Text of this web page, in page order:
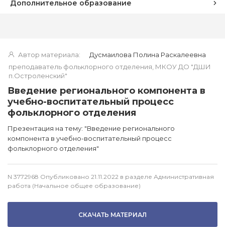
Дополнительное образование
Автор материала:
Дусмаилова Полина Раскалеевна
преподаватель фольклорного отделения, МКОУ ДО "ДШИ
п.Остроленский"
Введение регионального компонента в
учебно-воспитательный процесс
фольклорного отделения
Презентация на тему: "Введение регионального
компонента в учебно-воспитательный процесс
фольклорного отделения"
N 3772968 Опубликовано 21.11.2022 в разделе Административная
работа (Начальное общее образование)
СКАЧАТЬ МАТЕРИАЛ